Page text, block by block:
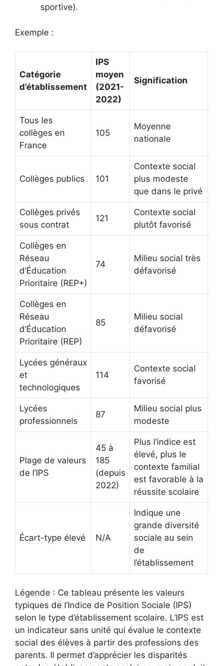
sportive).
Exemple :
Catégorie
d’établissement
IPS
moyen
(2021-
2022)
Signification
Tous les
collèges en
France
105
Moyenne
nationale
Collèges publics 101
Contexte social
plus modeste
que dans le privé
Collèges privés
sous contrat
121
Contexte social
plutôt favorisé
Collèges en
Réseau
d’Éducation
Prioritaire (REP+)
74
Milieu social très
défavorisé
Collèges en
Réseau
d’Éducation
Prioritaire (REP)
85
Milieu social
défavorisé
Lycées généraux
et
technologiques
114
Contexte social
favorisé
Lycées
professionnels
87
Milieu social plus
modeste
Plage de valeurs
de l’IPS
45 à
185
(depuis
2022)
Plus l’indice est
élevé, plus le
contexte familial
est favorable à la
réussite scolaire
Écart-type élevé N/A
Indique une
grande diversité
sociale au sein
de
l’établissement
Légende : Ce tableau présente les valeurs
typiques de l’Indice de Position Sociale (IPS)
selon le type d’établissement scolaire. L’IPS est
un indicateur sans unité qui évalue le contexte
social des élèves à partir des professions des
parents. Il permet d’apprécier les disparités